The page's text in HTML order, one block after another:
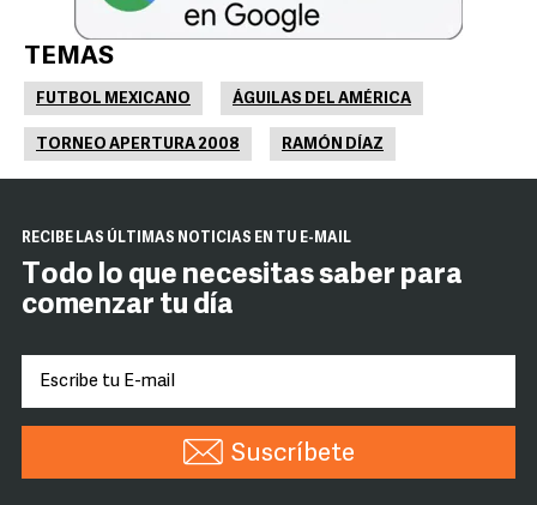
TEMAS
FUTBOL MEXICANO ÁGUILAS DEL AMÉRICA
TORNEO APERTURA 2008 RAMÓN DÍAZ
RECIBE LAS ÚLTIMAS NOTICIAS EN TU E-MAIL
Todo lo que necesitas saber para
comenzar tu día
Suscríbete